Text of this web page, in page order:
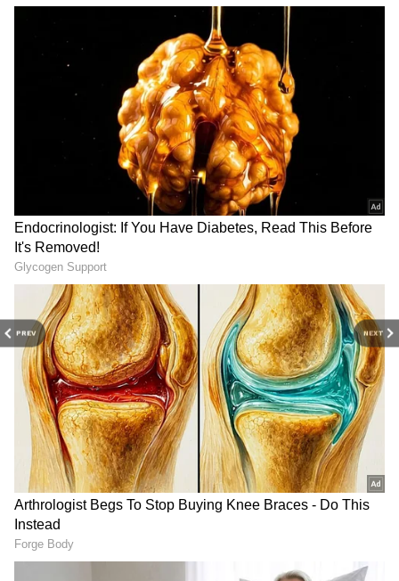
PREV NEXT
Image Credit :
மேஷம்: வருமானத்துடன் செலவும்
உயரும்
மேஷ ராசிக்காரர்களுக்கு பண வரவு
அதிகரித்தாலும், அதைவிட அதிகமாக
செலவுகள் ஏற்பட வாய்ப்பு உள்ளது.
பணிச்சுமை அதிகரிப்பதோடு, அவசர
முடிவுகள் சிக்கல்களை உருவாக்கலாம்.
முதலீட்டு விஷயங்களில் கூடுதல்
எச்சரிக்கை அவசியம்.